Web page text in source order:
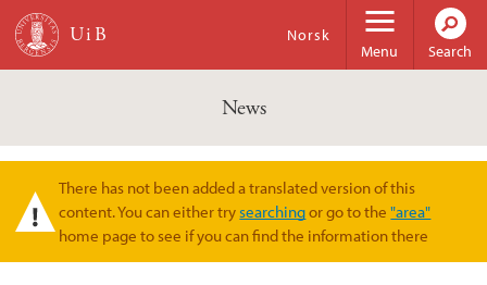
Skip to main content
Menu
Norsk
Search
News
Warning message
There has not been added a translated version of this
content. You can either trysearchingor go to the"area"
home page to see if you can find the information there